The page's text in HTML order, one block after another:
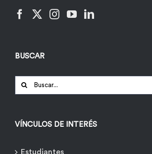
BUSCAR
Buscar:
VÍNCULOS DE INTERÉS
Estudiantes